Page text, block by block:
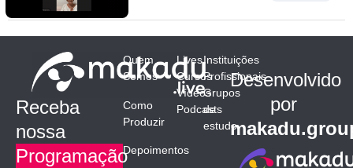
Receba
nossa
Programação
Quem
Somos
Como
Produzir
Depoimentos
Lives
Cursos
Vídeos
Podcasts
Instituições
Profissionais
Grupos
de
estudo
Desenvolvido
por